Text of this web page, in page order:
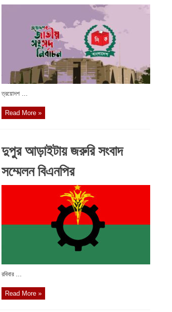
ত্রয়োদশ ...
Read More »
দুপুর আড়াইটায় জরুরি সংবাদ
সম্মেলন বিএনপির
রবিবার ...
Read More »